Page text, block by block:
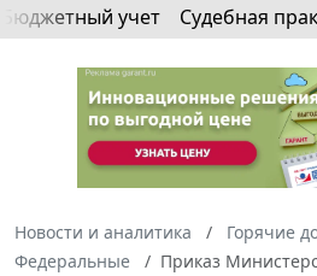
Бюджетный учет Судебная
Новости и аналитика
Горячие
Федеральные
Приказ